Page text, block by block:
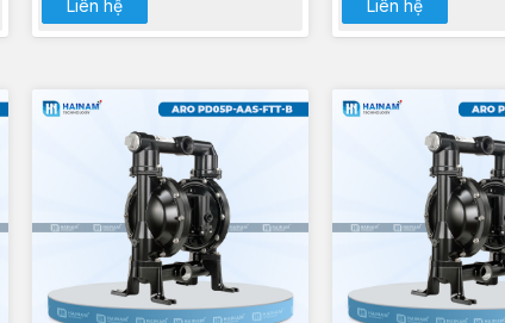
Liên hệ Liên hệ